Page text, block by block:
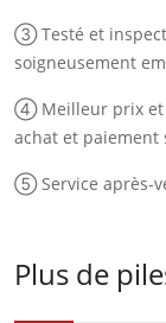
③ Testé et
soigneusement
④ Meilleur prix et
achat et paiement
⑤ Service après-
Plus de